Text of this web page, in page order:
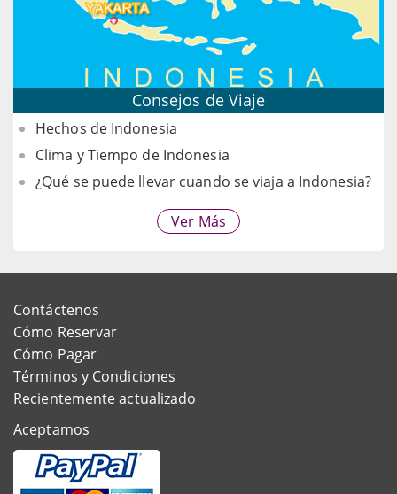
Consejos de Viaje
Hechos de Indonesia
Clima y Tiempo de Indonesia
¿Qué se puede llevar cuando se viaja a Indonesia?
Ver Más
Contáctenos
Cómo Reservar
Cómo Pagar
Términos y Condiciones
Recientemente actualizado
Aceptamos